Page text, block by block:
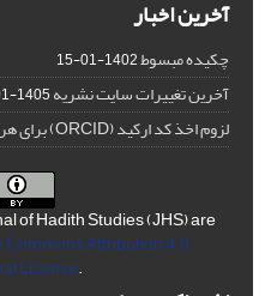
آخرین اخبار
چکیده مبسوط1402-01-15
آخرین تغییرات سایت نشریه1405-01-20
لزوم اخذ کد ارکید (ORCID) برای هر نویسنده
of Hadith Studies (JHS) are
Commons Attribution 4.0
License.